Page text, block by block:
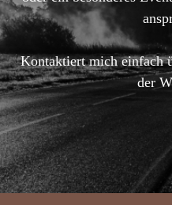
Kontaktiert mich einfach
der